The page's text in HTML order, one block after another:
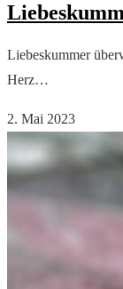
Liebeskummer
Herz…
2. Mai 2023